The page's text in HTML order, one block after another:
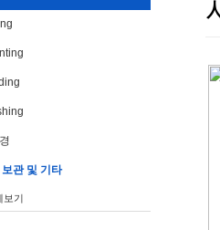
관 및 기타
보기